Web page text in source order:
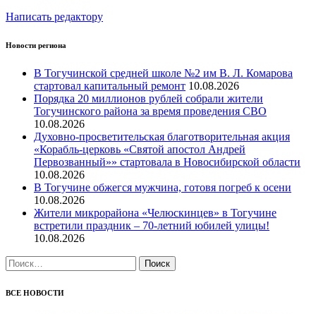
Написать редактору
Новости региона
В Тогучинской средней школе №2 им В. Л. Комарова
стартовал капитальный ремонт 10.08.2026
Порядка 20 миллионов рублей собрали жители
Тогучинского района за время проведения СВО
10.08.2026
Духовно-просветительская благотворительная акция
«Корабль-церковь «Святой апостол Андрей
Первозванный»» стартовала в Новосибирской области
10.08.2026
В Тогучине обжегся мужчина, готовя погреб к осени
10.08.2026
Жители микрорайона «Челюскинцев» в Тогучине
встретили праздник – 70-летний юбилей улицы!
10.08.2026
Найти:
ВСЕ НОВОСТИ